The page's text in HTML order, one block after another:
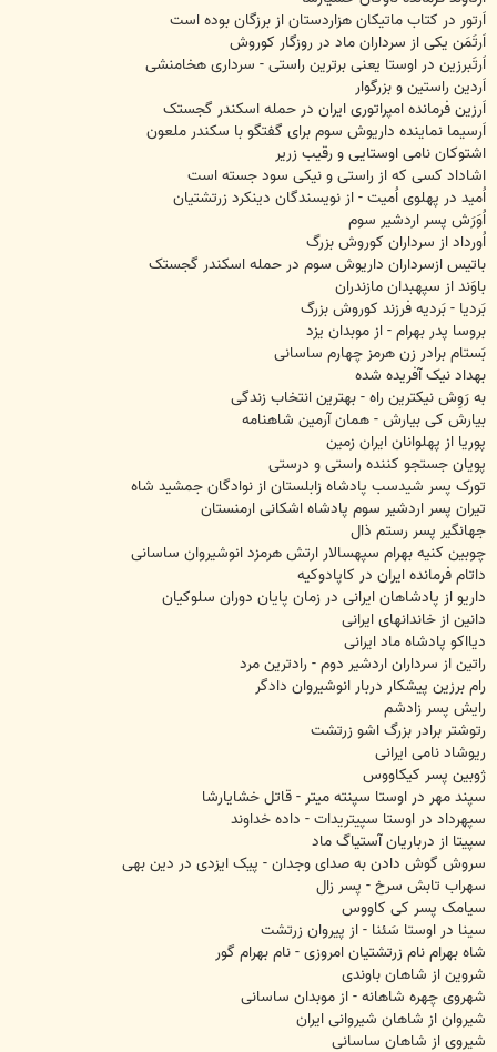
اَرتور در کتاب ماتیکان هزاردستان از برزگان بوده است
اَرتَمَن یکی از سرداران ماد در روزگار کوروش
اَرتَبرزین در اوستا یعنی برترین راستی - سرداری هخامنشی
اَردین راستین و بزرگوار
اَرزین فرمانده امپراتوری ایران در حمله اسکندر گجستک
اَرسیما نماینده داریوش سوم برای گفتگو با سکندر ملعون
اشتوکان نامی اوستایی و رقیب زریر
اشاداد کسی که از راستی و نیکی سود جسته است
اُمید در پهلوی اُمیت - از نویسندگان دینکرد زرتشتیان
اُوَرَش پسر اردشیر سوم
اُورداد از سرداران کوروش بزرگ
باتیس ازسرداران داریوش سوم در حمله اسکندر گجستک
باوَند از سپهبدان مازندران
بَردیا - بَردیه فرزند کوروش بزرگ
بروسا پدر بهرام - از موبدان یزد
بَستام برادر زن هرمز چهارم ساسانی
بهداد نیک آفریده شده
به رَوِش نیکترین راه - بهترین انتخاب زندگی
بیارش کی بیارش - همان آرمین شاهنامه
پوریا از پهلوانان ایران زمین
پویان جستجو کننده راستی و درستی
تورک پسر شیدسب پادشاه زابلستان از نوادگان جمشید شاه
تیران پسر اردشیر سوم پادشاه اشکانی ارمنستان
جهانگیر پسر رستم ذال
چوبین کنیه بهرام سپهسالار ارتش هرمزد انوشیروان ساسانی
داتام فرمانده ایران در کاپادوکیه
داریو از پادشاهان ایرانی در زمان پایان دوران سلوکیان
دانین از خاندانهای ایرانی
دیااکو پادشاه ماد ایرانی
راتین از سرداران اردشیر دوم - رادترین مرد
رام برزین پیشکار دربار انوشیروان دادگر
رایش پسر زادشم
رتوشتر برادر بزرگ اشو زرتشت
ریوشاد نامی ایرانی
ژوبین پسر کیکاووس
سپند مهر در اوستا سپنته میتر - قاتل خشایارشا
سپهرداد در اوستا سپیتریدات - داده خداوند
سپیتا از درباریان آستیاگ ماد
سروش گوش دادن به صدای وجدان - پیک ایزدی در دین بهی
سهراب تابش سرخ - پسر زال
سیامک پسر کی کاووس
سینا در اوستا سَئنا - از پیروان زرتشت
شاه بهرام نام زرتشتیان امروزی - نام بهرام گور
شروین از شاهان باوندی
شهروی چهره شاهانه - از موبدان ساسانی
شیروان از شاهان شیروانی ایران
شیروی از شاهان ساسانی